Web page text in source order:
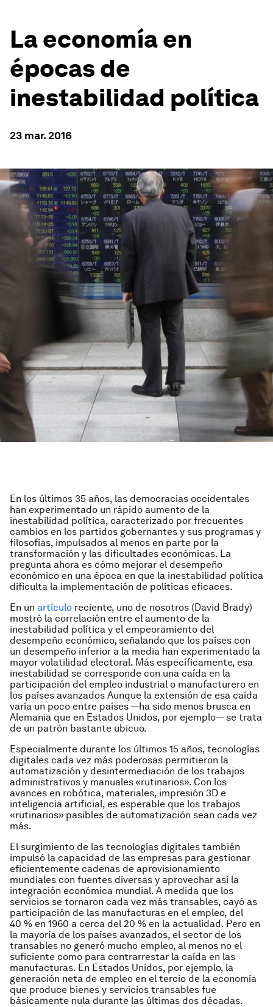
La economía en
épocas de
inestabilidad política
23 mar. 2016
En los últimos 35 años, las democracias occidentales
han experimentado un rápido aumento de la
inestabilidad política, caracterizado por frecuentes
cambios en los partidos gobernantes y sus programas y
filosofías, impulsados al menos en parte por la
transformación y las dificultades económicas. La
pregunta ahora es cómo mejorar el desempeño
económico en una época en que la inestabilidad política
dificulta la implementación de políticas eficaces.
En un artículo reciente, uno de nosotros (David Brady)
mostró la correlación entre el aumento de la
inestabilidad política y el empeoramiento del
desempeño económico, señalando que los países con
un desempeño inferior a la media han experimentado la
mayor volatilidad electoral. Más específicamente, esa
inestabilidad se corresponde con una caída en la
participación del empleo industrial o manufacturero en
los países avanzados Aunque la extensión de esa caída
varía un poco entre países —ha sido menos brusca en
Alemania que en Estados Unidos, por ejemplo— se trata
de un patrón bastante ubicuo.
Especialmente durante los últimos 15 años, tecnologías
digitales cada vez más poderosas permitieron la
automatización y desintermediación de los trabajos
administrativos y manuales «rutinarios». Con los
avances en robótica, materiales, impresión 3D e
inteligencia artificial, es esperable que los trabajos
«rutinarios» pasibles de automatización sean cada vez
más.
El surgimiento de las tecnologías digitales también
impulsó la capacidad de las empresas para gestionar
eficientemente cadenas de aprovisionamiento
mundiales con fuentes diversas y aprovechar así la
integración económica mundial. A medida que los
servicios se tornaron cada vez más transables, cayó as
participación de las manufacturas en el empleo, del
40 % en 1960 a cerca del 20 % en la actualidad. Pero en
la mayoría de los países avanzados, el sector de los
transables no generó mucho empleo, al menos no el
suficiente como para contrarrestar la caída en las
manufacturas. En Estados Unidos, por ejemplo, la
generación neta de empleo en el tercio de la economía
que produce bienes y servicios transables fue
básicamente nula durante las últimas dos décadas.